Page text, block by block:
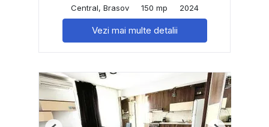
Central, Brasov
150 mp 2024
Vezi mai multe detalii